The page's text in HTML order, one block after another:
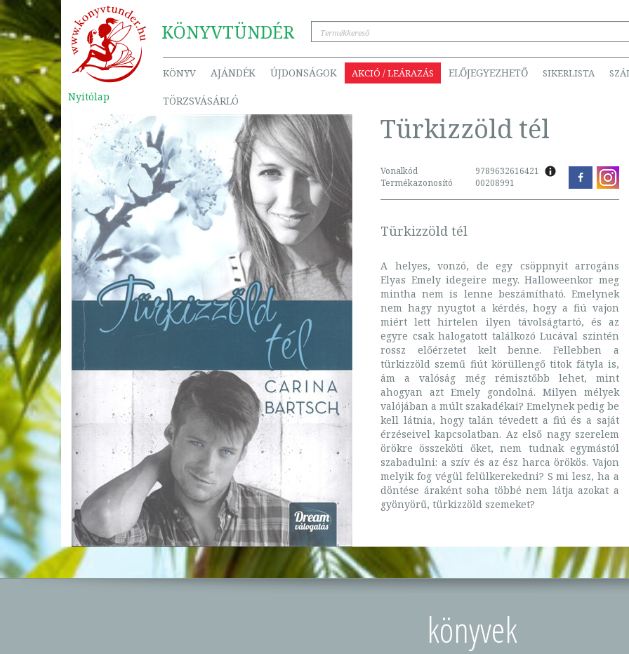
KÖNYVTÜNDÉR
KÖNYV AJÁNDÉK ÚJDONSÁGOK AKCIÓ / LEÁRAZÁS ELŐJEGYEZHETŐ SIKERLISTA
TÖRZSVÁSÁRLÓ
Nyitólap
Türkizzöld tél
Vonalkód
9789632616421
Termékazonosító
00208991
Türkizzöld tél
A helyes, vonzó, de egy csöppnyit arrogáns
Elyas Emely idegeire megy. Halloweenkor meg
mintha nem is lenne beszámítható. Emelynek
nem hagy nyugtot a kérdés, hogy a fiú vajon
miért lett hirtelen ilyen távolságtartó, és az
egyre csak halogatott találkozó Lucával szintén
rossz előérzetet kelt benne. Fellebben a
türkizzöld szemű fiút körüllengő titok fátyla is,
ám a valóság még rémisztőbb lehet, mint
ahogyan azt Emely gondolná. Milyen mélyek
valójában a múlt szakadékai? Emelynek pedig be
kell látnia, hogy talán tévedett a fiú és a saját
érzéseivel kapcsolatban. Az első nagy szerelem
örökre összeköti őket, nem tudnak egymástól
szabadulni: a szív és az ész harca örökös. Vajon
melyik fog végül felülkerekedni? S mi lesz, ha a
döntése áraként soha többé nem látja azokat a
gyönyörű, türkizzöld szemeket?
könyvek